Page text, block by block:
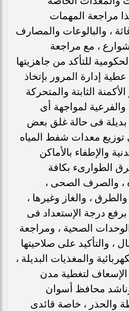
مراجعة المهمات
، والبالوعات والمصارف
، مع مراجعة
للتأكد من جاهزيتها
إدارة المرور بإتخاذ
الثابتة والمتحركة
لمواجهة أى
فى حالة غلق بعض
توزيع معدات شفط المياه
والإطفاء بالأماكن
الطوارىء بكافة
، والصرف الصحى ،
، والغاز وغيرها ،
درجة الإستعداد فى
الصحية ، ومراجعة
، والتأكيد على صلاحيتها
والمغذيات البديلة ،
لتغطية مدن
محافظ أسوان
والحذر ، خاصة قائدى